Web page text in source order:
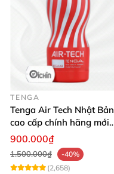
TENGA
Tenga Air Tech Nhật Bản
cao cấp chính hãng mới
seal giá tốt
900.000₫
1.500.000₫
-40%
(2,658)